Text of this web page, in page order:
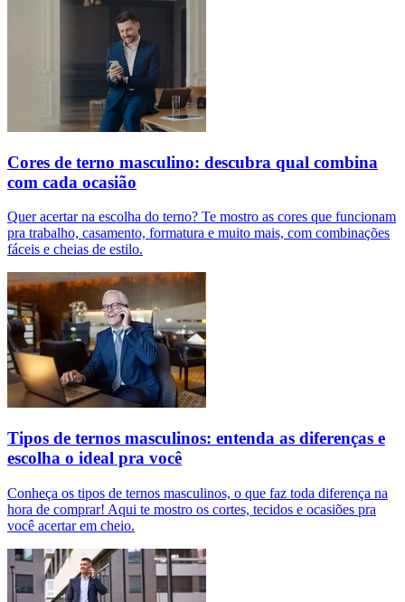
Cores de terno masculino: descubra qual combina
com cada ocasião
Quer acertar na escolha do terno? Te mostro as cores que funcionam
pra trabalho, casamento, formatura e muito mais, com combinações
fáceis e cheias de estilo.
Tipos de ternos masculinos: entenda as diferenças e
escolha o ideal pra você
Conheça os tipos de ternos masculinos, o que faz toda diferença na
hora de comprar! Aqui te mostro os cortes, tecidos e ocasiões pra
você acertar em cheio.